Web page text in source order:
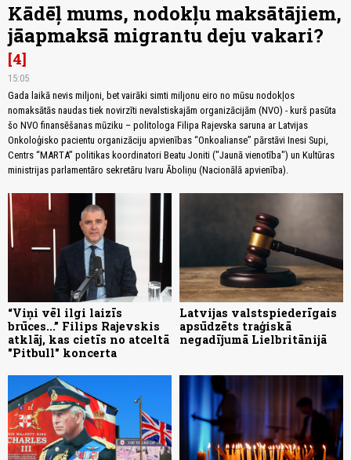
Kādēļ mums, nodokļu maksātājiem,
jāapmaksā migrantu deju vakari?
4
15:05
Gada laikā nevis miljoni, bet vairāki simti miljonu eiro no mūsu nodokļos
nomaksātās naudas tiek novirzīti nevalstiskajām organizācijām (NVO) - kurš pasūta
šo NVO finansēšanas mūziku – politologa Filipa Rajevska saruna ar Latvijas
Onkoloģisko pacientu organizāciju apvienības “Onkoalianse” pārstāvi Inesi Supi,
Centrs “MARTA” politikas koordinatori Beatu Joniti ("Jaunā vienotība") un Kultūras
ministrijas parlamentāro sekretāru Ivaru Āboliņu (Nacionālā apvienība).
“Viņi vēl ilgi laizīs
brūces...” Filips Rajevskis
atklāj, kas cietīs no atceltā
"Pitbull" koncerta
Latvijas valstspiederīgais
apsūdzēts traģiskā
negadījumā Lielbritānijā